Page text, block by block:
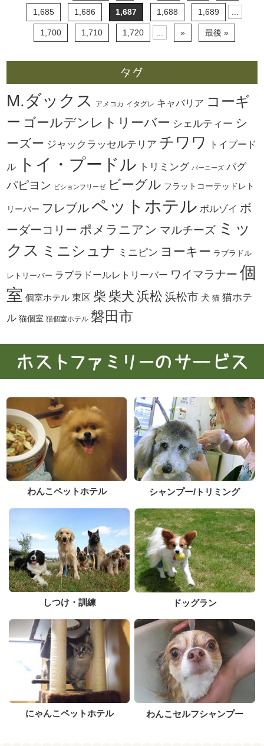
1,685 1,686 1,687 1,688 1,689 ...
1,700 1,710 1,720 ... » 最後 »
M.ダックス アメコカ イタグレ キャバリア コーギ
ー ゴールデンレトリーバー シェルティー シ
ーズー ジャックラッセルテリア チワワ トイプード
ル トイ・プードル トリミング バーニーズ パグ
パピヨン ビションフリーゼ ビーグル フラットコーテッドレト
リーバー フレブル ペットホテル ボルゾイ ボ
ーダーコリー ポメラニアン マルチーズ ミッ
クス ミニシュナ ミニピン ヨーキー ラブラドル
レトリーバー ラブラドールレトリーバー ワイマラナー 個
室 個室ホテル 東区 柴 柴犬 浜松 浜松市 犬 猫 猫ホテ
ル 猫個室 猫個室ホテル 磐田市
わんこペットホテル シャンプー/トリミング
しつけ・訓練 ドッグラン
にゃんこペットホテル わんこセルフシャンプー